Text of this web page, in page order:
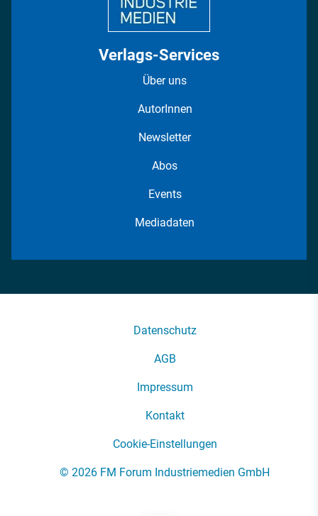
Verlags-Services
Über uns
AutorInnen
Newsletter
Abos
Events
Mediadaten
Datenschutz
AGB
Impressum
Kontakt
Cookie-Einstellungen
© 2026 FM Forum Industriemedien GmbH